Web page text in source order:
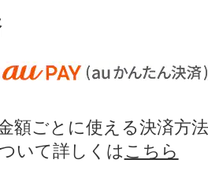
額ごとに使える決済方
いて詳しくは こちら